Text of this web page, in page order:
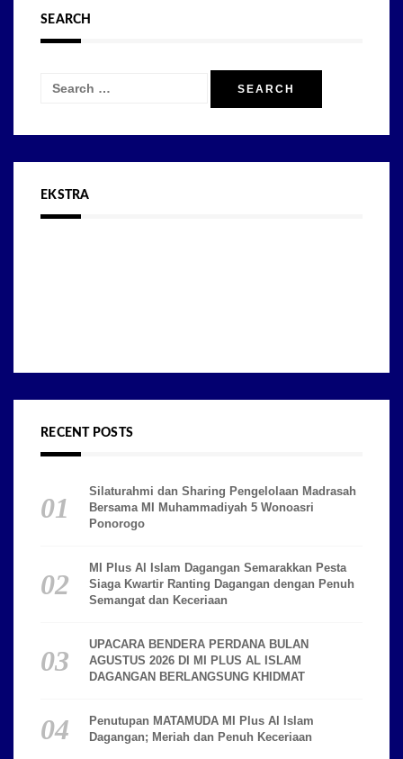
SEARCH
Search
EKSTRA
RECENT POSTS
Silaturahmi dan Sharing Pengelolaan Madrasah
Bersama MI Muhammadiyah 5 Wonoasri
Ponorogo
MI Plus Al Islam Dagangan Semarakkan Pesta
Siaga Kwartir Ranting Dagangan dengan Penuh
Semangat dan Keceriaan
UPACARA BENDERA PERDANA BULAN
AGUSTUS 2026 DI MI PLUS AL ISLAM
DAGANGAN BERLANGSUNG KHIDMAT
Penutupan MATAMUDA MI Plus Al Islam
Dagangan; Meriah dan Penuh Keceriaan